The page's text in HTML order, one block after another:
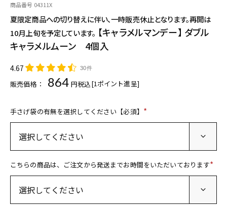
商品番号 04311X
夏限定商品への切り替えに伴い、一時販売休止となります。再開は
10月上旬を予定しています。 【キャラメルマンデー】 ダブル
キャラメルムーン 4個入
4.67 30件
販売価格： 864 税込[1ポイント進呈]
手さげ袋の有無を選択してください【必須】
(
こちらの商品は、ご注文から発送までお時間をいただいております
(